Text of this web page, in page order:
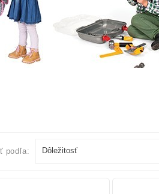
podľa: Dôležitosť